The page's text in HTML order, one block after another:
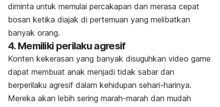
diminta untuk memulai percakapan dan merasa cepat
bosan ketika diajak di pertemuan yang melibatkan
banyak orang.
4. Memiliki perilaku agresif
Konten kekerasan yang banyak disuguhkan video game
dapat membuat anak menjadi tidak sabar dan
berperilaku agresif dalam kehidupan sehari-harinya.
Mereka akan lebih sering marah-marah dan mudah